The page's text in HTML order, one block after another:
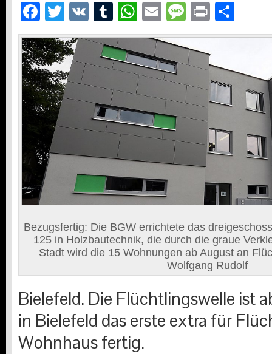
Facebook
Twitter
VK Tumblr
WhatsApp
EmailMessage
Print
Bezugsfertig: Die BGW errichtete das
125 in Holzbautechnik, die durch die graue
Stadt wird die 15 Wohnungen ab August an
Wolfgang Rudolf
Bielefeld. Die Flüchtlingswelle ist
in Bielefeld das erste extra für
Wohnhaus fertig.